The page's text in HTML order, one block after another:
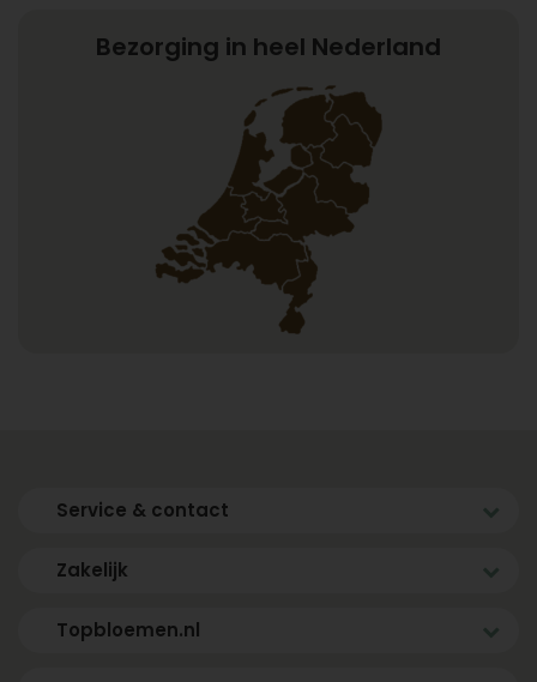
Bezorging in heel Nederland
Service & contact
Zakelijk
Topbloemen.nl